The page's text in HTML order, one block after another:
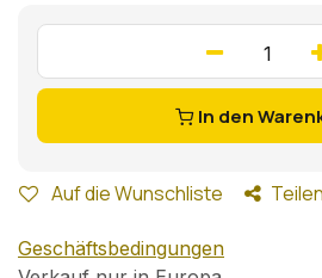
In den
Auf die Wunschliste Teilen
Geschäftsbedingungen